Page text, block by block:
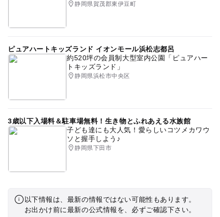
静岡県賀茂郡東伊豆町
ピュアハートキッズランド イオンモール浜松志都呂
約520坪の会員制大型室内公園「ピュアハー
トキッズランド」
静岡県浜松市中央区
3歳以下入場料＆駐車場無料！生き物とふれあえる水族館
子ども達にも大人気！愛らしいコツメカワウ
ソと握手しよう♪
静岡県下田市
以下情報は、最新の情報ではない可能性もあります。
お出かけ前に最新の公式情報を、必ずご確認下さい。